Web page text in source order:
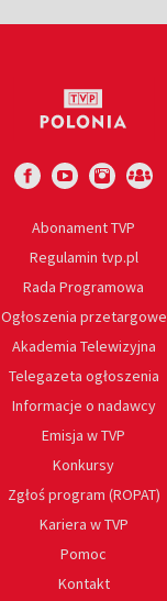
Abonament TVP
Regulamin tvp.pl
Rada Programowa
Ogłoszenia przetargowe
Akademia Telewizyjna
Telegazeta ogłoszenia
Informacje o nadawcy
Emisja w TVP
Konkursy
Zgłoś program (ROPAT)
Kariera w TVP
Pomoc
Kontakt